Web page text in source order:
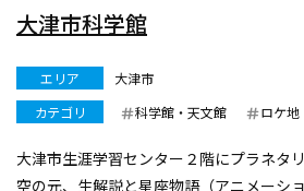
大津市科学館
エリア
大津市
カテゴリ
科学館・天文館 ロケ地
大津市生涯学習センター２階にプラネタ
空の元、生解説と星座物語（アニメーシ